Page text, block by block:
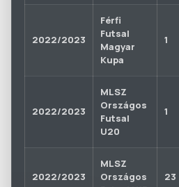
2022/2023
Férfi
Futsal
Magyar
Kupa
1
2022/2023
MLSZ
Országos
Futsal
U20
1
2022/2023
MLSZ
Országos
23